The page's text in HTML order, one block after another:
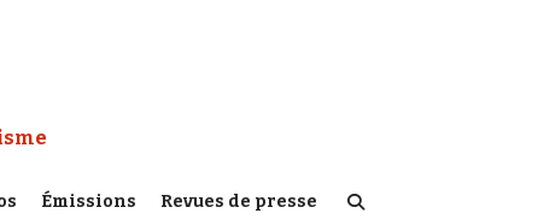
:
Émissions Revues de presse